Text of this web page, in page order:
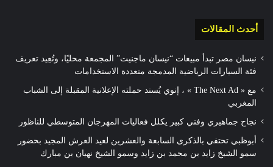
أحدث المقالات
نيسان مصر تبدأ مبيعات “نيسان ماجنيت” المجمعة محليًا، وتُعِيد تعريف
فئة السيارات الرياضية المدمجة متعددة الاستخدامات
مع « The Next Ad » ، إنوي يُسند حملته الإعلانية المقبلة إلى الشباب
المغربي
نجاح جماهيري وفني كبير يكلل فعاليات المهرجان المتوسطي للناظور
أبوظبي تحتفي بالذكرى السابعة والعشرين لعيد العرش المجيد بحضور
سمو الشيخ زايد بن محمد بن زايد وسمو الشيخ نهيان بن مبارك